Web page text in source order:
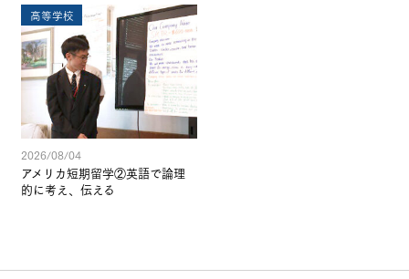
高等学校
2026/08/04
アメリカ短期留学②英語で論理
的に考え、伝える